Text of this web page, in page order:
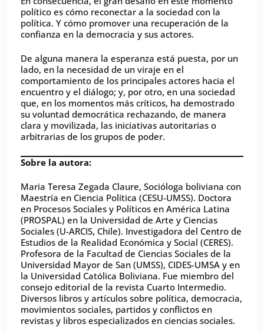
político es cómo reconectar a la sociedad con la
política. Y cómo promover una recuperación de la
confianza en la democracia y sus actores.
De alguna manera la esperanza está puesta, por un
lado, en la necesidad de un viraje en el
comportamiento de los principales actores hacia el
encuentro y el diálogo; y, por otro, en una sociedad
que, en los momentos más críticos, ha demostrado
su voluntad democrática rechazando, de manera
clara y movilizada, las iniciativas autoritarias o
arbitrarias de los grupos de poder.
Sobre la autora:
Maria Teresa Zegada Claure, Socióloga boliviana con
Maestría en Ciencia Política (CESU-UMSS). Doctora
en Procesos Sociales y Políticos en América Latina
(PROSPAL) en la Universidad de Arte y Ciencias
Sociales (U-ARCIS, Chile). Investigadora del Centro de
Estudios de la Realidad Económica y Social (CERES).
Profesora de la Facultad de Ciencias Sociales de la
Universidad Mayor de San (UMSS), CIDES-UMSA y en
la Universidad Católica Boliviana. Fue miembro del
consejo editorial de la revista Cuarto Intermedio.
Diversos libros y artículos sobre política, democracia,
movimientos sociales, partidos y conflictos en
revistas y libros especializados en ciencias sociales.